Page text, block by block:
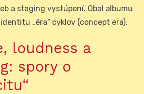
a staging vystúpení. Obal albumu
„éra“ cyklov (concept era).
loudness a
spory o